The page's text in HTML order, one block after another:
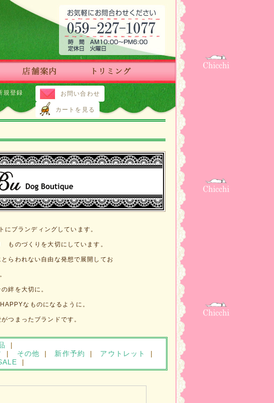
お問い合わせ
カートを見る
規登録
にブランディングしています。
ものづくりを大切にしています。
らわれない自由な発想で展開してお
絆を大切に。
なものになるように。
つまったブランドです。
|
| その他 | 新作予約 | アウトレット
|
|